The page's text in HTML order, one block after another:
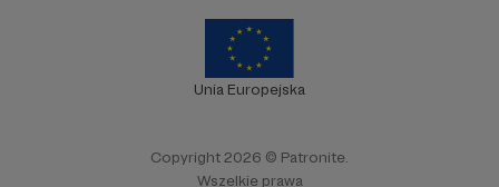
Unia Europejska
Copyright 2026 © Patronite.
Wszelkie prawa